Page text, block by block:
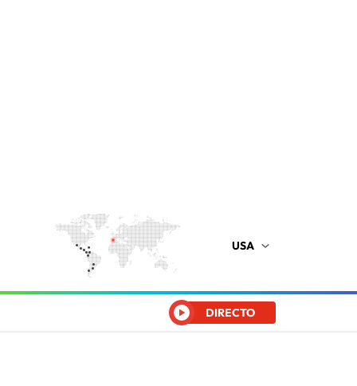
USA
DIRECTO